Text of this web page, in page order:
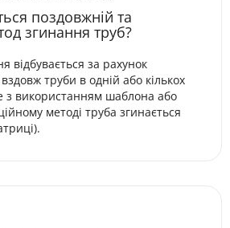
поздовжній та
згинання труб?
відбувається за рахунок
труби в одній або кількох
з використанням шаблона або
методі труба згинається